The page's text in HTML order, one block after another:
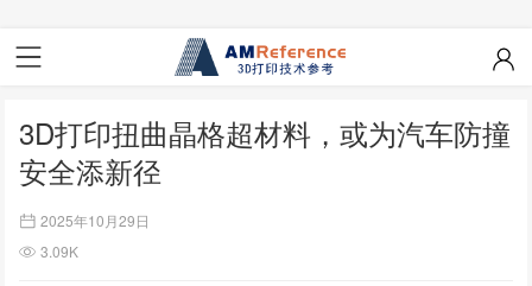
3D打印扭曲晶格超材料，或为汽车防撞
安全添新径
2025年10月29日
3.09K